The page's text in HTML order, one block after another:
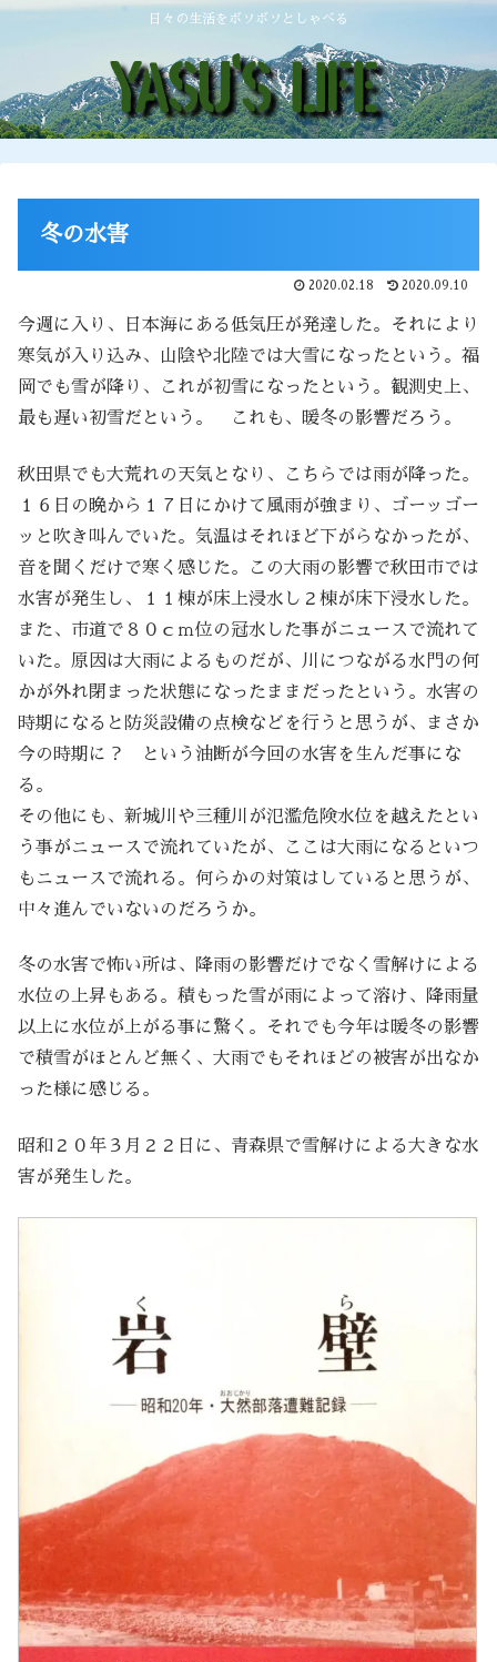
日々の生活をボソボソとしゃべる
冬の水害
2020.02.18 2020.09.10
今週に入り、日本海にある低気圧が発達した。それにより
寒気が入り込み、山陰や北陸では大雪になったという。福
岡でも雪が降り、これが初雪になったという。観測史上、
最も遅い初雪だという。 これも、暖冬の影響だろう。
秋田県でも大荒れの天気となり、こちらでは雨が降った。
１６日の晩から１７日にかけて風雨が強まり、ゴーッゴー
ッと吹き叫んでいた。気温はそれほど下がらなかったが、
音を聞くだけで寒く感じた。この大雨の影響で秋田市では
水害が発生し、１１棟が床上浸水し２棟が床下浸水した。
また、市道で８０ｃｍ位の冠水した事がニュースで流れて
いた。原因は大雨によるものだが、川につながる水門の何
かが外れ閉まった状態になったままだったという。水害の
時期になると防災設備の点検などを行うと思うが、まさか
今の時期に？ という油断が今回の水害を生んだ事にな
る。
その他にも、新城川や三種川が氾濫危険水位を越えたとい
う事がニュースで流れていたが、ここは大雨になるといつ
もニュースで流れる。何らかの対策はしていると思うが、
中々進んでいないのだろうか。
冬の水害で怖い所は、降雨の影響だけでなく雪解けによる
水位の上昇もある。積もった雪が雨によって溶け、降雨量
以上に水位が上がる事に驚く。それでも今年は暖冬の影響
で積雪がほとんど無く、大雨でもそれほどの被害が出なか
った様に感じる。
昭和２０年３月２２日に、青森県で雪解けによる大きな水
害が発生した。